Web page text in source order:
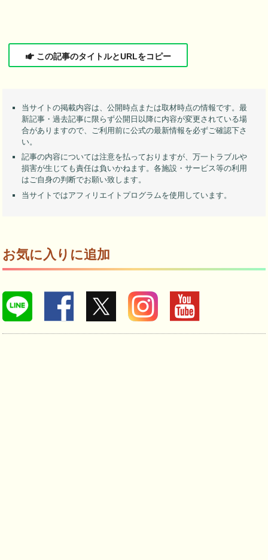
この記事のタイトルとURLをコピー
当サイトの掲載内容は、公開時点または取材時点の情報です。最
新記事・過去記事に限らず公開日以降に内容が変更されている場
合がありますので、ご利用前に公式の最新情報を必ずご確認下さ
い。
記事の内容については注意を払っておりますが、万一トラブルや
損害が生じても責任は負いかねます。各施設・サービス等の利用
はご自身の判断でお願い致します。
当サイトではアフィリエイトプログラムを使用しています。
お気に入りに追加